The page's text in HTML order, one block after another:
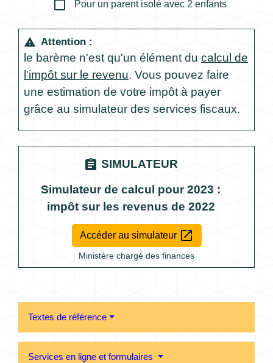
check_box_outline_blank Pour un parent isolé avec 2 enfants
warning Attention :
le barème n'est qu'un élément du calcul de
l'impôt sur le revenu. Vous pouvez faire
une estimation de votre impôt à payer
grâce au simulateur des services fiscaux.
assignment SIMULATEUR
Simulateur de calcul pour 2023 :
impôt sur les revenus de 2022
Accéder au simulateur open_in_new
Ministère chargé des finances
Textes de référence
Services en ligne et formulaires